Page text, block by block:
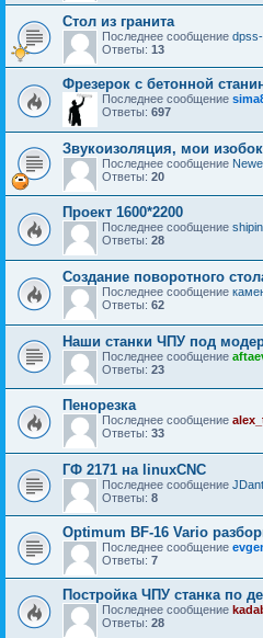
Стол из гранита
Последнее сообщение
Ответы: 13
Фрезерок с бетонной
Последнее сообщение
Ответы: 697
Звукоизоляция, мои
Последнее сообщение
Ответы: 20
Проект 1600*2200
Последнее сообщение
Ответы: 28
Создание поворотного
Последнее сообщение
Ответы: 62
Наши станки ЧПУ под
Последнее сообщение
Ответы: 23
Пенорезка
Последнее сообщение
Ответы: 33
ГФ 2171 на linuxCNC
Последнее сообщение
Ответы: 8
Optimum BF-16 Vario
Последнее сообщение
Ответы: 7
Постройка ЧПУ станка по
Последнее сообщение
Ответы: 28